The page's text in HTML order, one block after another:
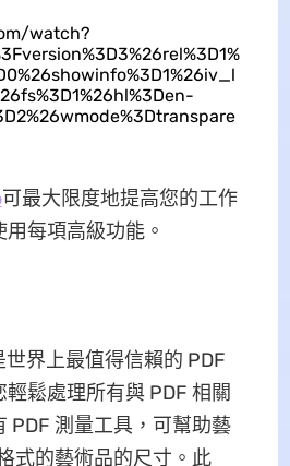
watch?
可最大限度地提高您的工作
每項高級功能。
界上最值得信賴的 PDF
鬆處理所有與 PDF 相關
PDF 測量工具，可幫助藝
式的藝術品的尺寸。此